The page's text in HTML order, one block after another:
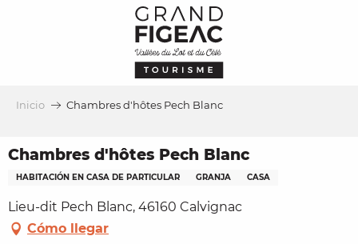
Inicio Chambres d'hôtes Pech Blanc
Chambres d'hôtes Pech Blanc
HABITACIÓN EN CASA DE PARTICULAR GRANJA CASA
Lieu-dit Pech Blanc, 46160 Calvignac
Cómo llegar